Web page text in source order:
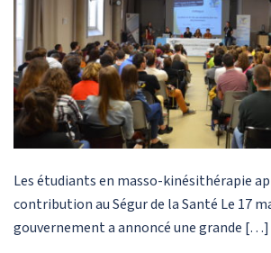
Les étudiants en masso-kinésithérapie
contribution au Ségur de la Santé Le 17
gouvernement a annoncé une grande […]